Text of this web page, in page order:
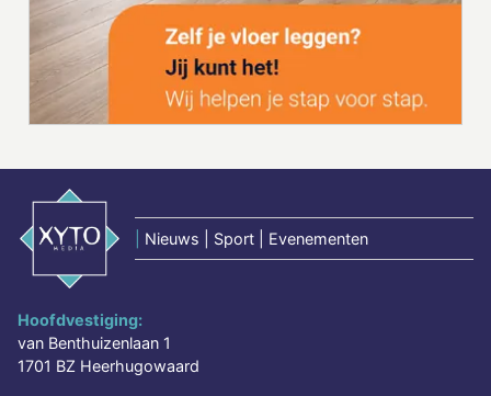
Nieuws | Sport | Evenementen
Hoofdvestiging:
van Benthuizenlaan 1
1701 BZ Heerhugowaard